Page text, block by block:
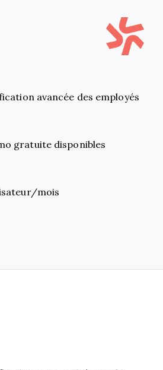
avancée des employés
gratuite disponibles
mois